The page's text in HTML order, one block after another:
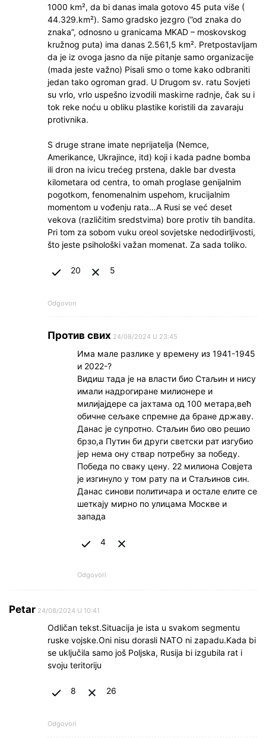
1000 km², da bi danas imala gotovo 45 puta više (
44.329.km²). Samo gradsko jezgro (”od znaka do
znaka”, odnosno u granicama MKAD – moskovskog
kružnog puta) ima danas 2.561,5 km². Pretpostavljam
da je iz ovoga jasno da nije pitanje samo organizacije
(mada jeste važno) Pisali smo o tome kako odbraniti
jedan tako ogroman grad. U Drugom sv. ratu Sovjeti
su vrlo, vrlo uspešno izvodili maskirne radnje, čak su i
tok reke noću u obliku plastike koristili da zavaraju
protivnika.
S druge strane imate neprijatelja (Nemce,
Amerikance, Ukrajince, itd) koji i kada padne bomba
ili dron na ivicu trećeg prstena, dakle bar dvesta
kilometara od centra, to omah proglase genijalnim
pogotkom, fenomenalnim uspehom, krucijalnim
momentom u vođenju rata…A Rusi se već deset
vekova (različitim sredstvima) bore protiv tih bandita.
Pri tom za sobom vuku oreol sovjetske nedodirljivosti,
što jeste psihološki važan momenat. Za sada toliko.
20 5
Odgovori
Против свих 24/08/2024 U 23:45
Има мале разлике у времену из 1941-1945
и 2022-?
Видиш тада је на власти био Стаљин и нису
имали надрогиране милионере и
милијајдере са јахтама од 100 метара,већ
обичне сељаке спремне да бране државу.
Данас је супротно. Стаљин био ово решио
брзо,а Путин би други светски рат изгубио
јер нема ону ствар потребну за победу.
Победа по сваку цену. 22 милиона Совјета
је изгинуло у том рату па и Стаљинов син.
Данас синови политичара и остале елите се
шеткају мирно по улицама Москве и
запада
4
Odgovori
Petar 24/08/2024 U 10:41
Odličan tekst.Situacija je ista u svakom segmentu
ruske vojske.Oni nisu dorasli NATO ni zapadu.Kada bi
se uključila samo još Poljska, Rusija bi izgubila rat i
svoju teritoriju
8 26
Odgovori